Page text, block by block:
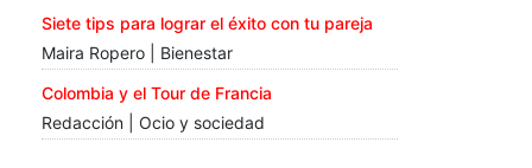
Siete tips para lograr el éxito con tu pareja
Maira Ropero | Bienestar
Colombia y el Tour de Francia
Redacción | Ocio y sociedad